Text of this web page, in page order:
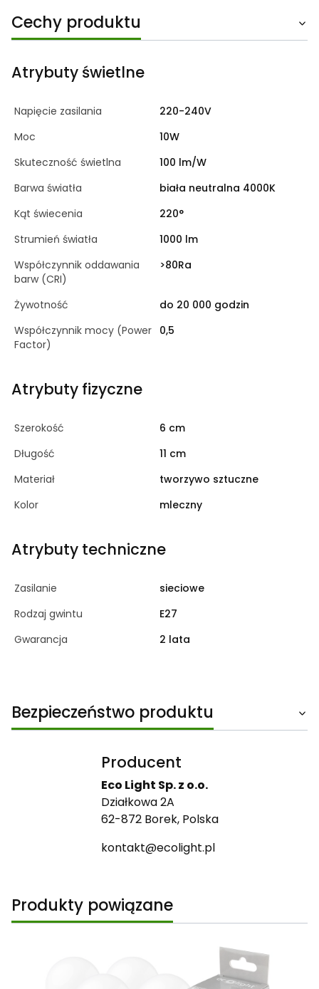
Cechy produktu
Atrybuty świetlne
Napięcie zasilania
220-240V
Moc
10W
Skuteczność świetlna
100 lm/W
Barwa światła
biała neutralna 4000K
Kąt świecenia
220°
Strumień światła
1000 lm
Współczynnik oddawania
barw (CRI)
>80Ra
Żywotność
do 20 000 godzin
Współczynnik mocy (Power
Factor)
0,5
Atrybuty fizyczne
Szerokość
6 cm
Długość
11 cm
Materiał
tworzywo sztuczne
Kolor
mleczny
Atrybuty techniczne
Zasilanie
sieciowe
Rodzaj gwintu
E27
Gwarancja
2 lata
Bezpieczeństwo produktu
Producent
Eco Light Sp. z o.o.
Działkowa 2A
62-872 Borek, Polska
kontakt@ecolight.pl
Produkty powiązane